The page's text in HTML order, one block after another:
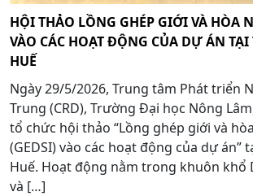
HỘI THẢO LỒNG GHÉP GIỚI VÀ HÒA
VÀO CÁC HOẠT ĐỘNG CỦA DỰ ÁN
HUẾ
Ngày 29/5/2026, Trung tâm Phát triển
Trung (CRD), Trường Đại học Nông
tổ chức hội thảo “Lồng ghép giới và
(GEDSI) vào các hoạt động của dự án”
Huế. Hoạt động nằm trong khuôn khổ
và […]